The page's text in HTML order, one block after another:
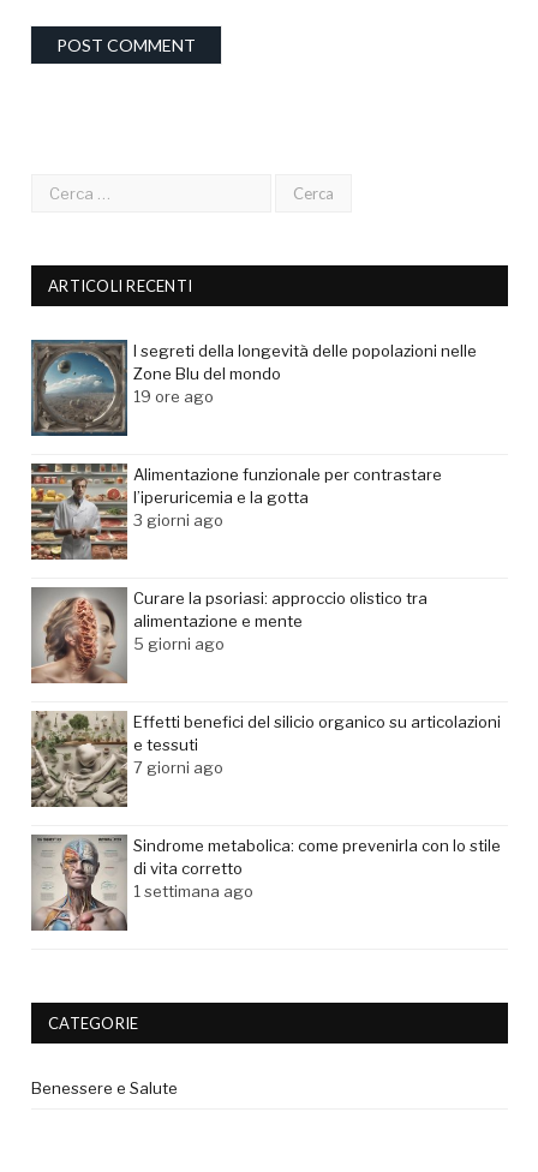
ARTICOLI RECENTI
I segreti della longevità delle popolazioni nelle
Zone Blu del mondo
19 ore ago
Alimentazione funzionale per contrastare
l’iperuricemia e la gotta
3 giorni ago
Curare la psoriasi: approccio olistico tra
alimentazione e mente
5 giorni ago
Effetti benefici del silicio organico su articolazioni
e tessuti
7 giorni ago
Sindrome metabolica: come prevenirla con lo stile
di vita corretto
1 settimana ago
CATEGORIE
Benessere e Salute